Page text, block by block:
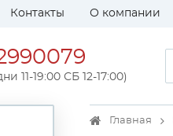
Контакты О компании
11-19:00 СБ 12-17:00)
Главная